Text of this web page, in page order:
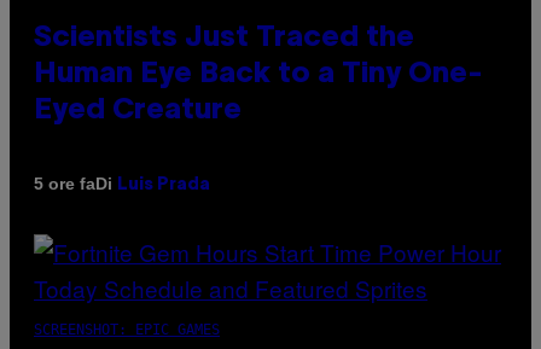
Scientists Just Traced the
Human Eye Back to a Tiny One-
Eyed Creature
5 ore faDi Luis Prada
SCREENSHOT: EPIC GAMES